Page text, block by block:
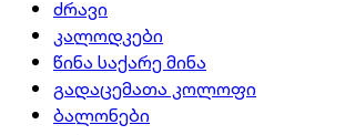
ძრავი
კალოდკები
წინა საქარე მინა
გადაცემათა კოლოფი
ბალონები